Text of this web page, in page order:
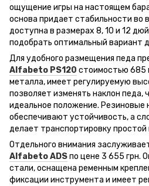
ощущение игры на настоящем
основа придает стабильности во
доступна в размерах 8, 10 и 12
подобрать оптимальный вариант
Для удобного размещения педа
Alfabeto PS120 стоимостью 685
металла, имеет регулируемую
позволяет изменять наклон педа,
идеальное положение. Резиновые
обеспечивают устойчивость, а
делает транспортировку простой
Отдельного внимания
Alfabeto ADSпо цене 3 655 грн.
стали, оснащена ременным
фиксации инструмента и имеет